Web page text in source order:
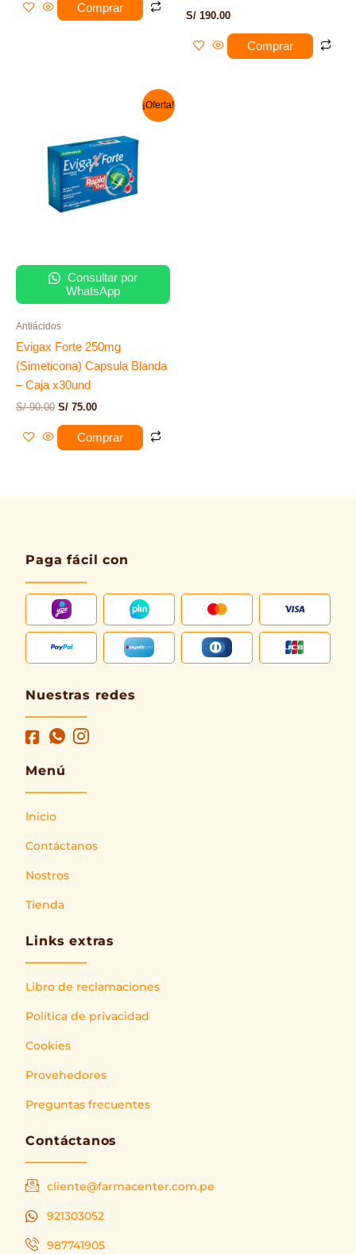
Comprar
S/ 190.00
Comprar
¡Oferta!
Consultar por
WhatsApp
Antiácidos
Evigax Forte 250mg
(Simeticona) Capsula Blanda
– Caja x30und
S/90.00
era:
S/ 90.00.
S/ 75.00
es:
S/ 75.00.
Comprar
Paga fácil con
Nuestras redes
Menú
Inicio
Contáctanos
Nostros
Tienda
Links extras
Libro de reclamaciones
Política de privacidad
Cookies
Provehedores
Preguntas frecuentes
Contáctanos
cliente@farmacenter.com.pe
921303052
987741905